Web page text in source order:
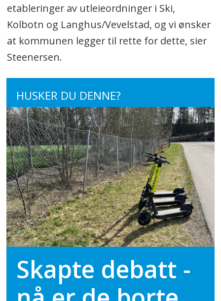
etableringer av utleieordninger i Ski,
Kolbotn og Langhus/Vevelstad, og vi ønsker
at kommunen legger til rette for dette, sier
Steenersen.
HUSKER DU DENNE?
Skapte debatt -